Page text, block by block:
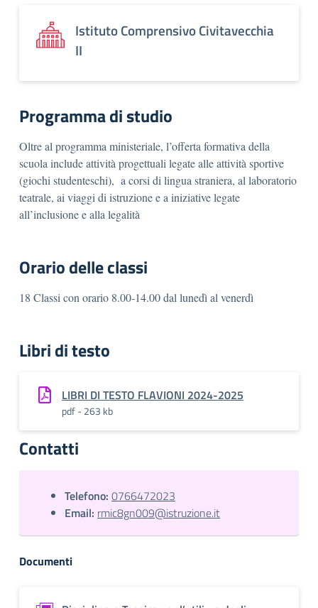
Istituto Comprensivo Civitavecchia
II
Programma di studio
Oltre al programma ministeriale, l’offerta formativa della
scuola include attività progettuali legate alle attività sportive
(giochi studenteschi), a corsi di lingua straniera, al laboratorio
teatrale, ai viaggi di istruzione e a iniziative legate
all’inclusione e alla legalità
Orario delle classi
18 Classi con orario 8.00-14.00 dal lunedì al venerdì
Libri di testo
LIBRI DI TESTO FLAVIONI 2024-2025
pdf - 263 kb
Contatti
Telefono: 0766472023
Email: rmic8gn009@istruzione.it
Documenti